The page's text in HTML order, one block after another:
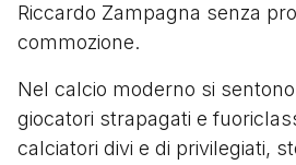
Riccardo Zampagna senza
commozione.
Nel calcio moderno si
giocatori strapagati e
calciatori divi e di privilegiati,